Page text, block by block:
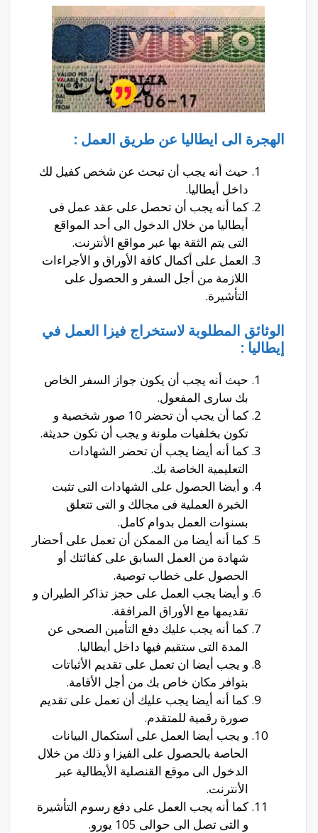
الهجرة الى ايطاليا عن طريق العمل :
حيث أنه يجب أن تبحث عن شخص كفيل لك
داخل أيطاليا.
كما أنه يجب أن تحصل على عقد عمل فى
أيطاليا من خلال الدخول الى أحد المواقع
التى يتم الثقة بها عبر مواقع الأنترنت.
العمل على أكمال كافة الأوراق و الأجراءات
اللازمة من أجل السفر و الحصول على
التأشيرة.
الوثائق المطلوبة لاستخراج فيزا العمل في
إيطاليا :
حيث أنه يجب أن يكون جواز السفر الخاص
بك سارى المفعول.
كما أن يجب أن تحضر 10 صور شخصية و
تكون بخلفيات ملونة و يجب أن تكون حديثة.
كما أنه أيضا يجب أن تحضر الشهادات
التعليمية الخاصة بك.
و أيضا الحصول على الشهادات التى تثبت
الخبرة العملية فى مجالك و التى تتعلق
بسنوات العمل بدوام كامل.
كما أنه أيضا من الممكن أن تعمل على أحضار
شهادة من العمل السابق على كفائتك أو
الحصول على خطاب توصية.
و أيضا يجب العمل على حجز تذاكر الطيران و
تقديمها مع الأوراق المرافقة.
كما أنه يجب عليك دفع التأمين الصحى عن
المدة التى ستقيم فيها داخل أيطاليا.
و يجب أيضا ان تعمل على تقديم الأثباتات
بتوافر مكان خاص بك من أجل الأقامة.
كما أنه أيضا يجب عليك أن تعمل على تقديم
صورة رقمية للمتقدم.
و يجب أيضا العمل على أستكمال البيانات
الحاصة بالحصول على الفيزا و ذلك من خلال
الدخول الى موقع القنصلية الأيطالية عبر
الأنترنت.
كما أنه يجب العمل على دفع رسوم التأشيرة
و التى تصل الى حوالى 105 يورو.